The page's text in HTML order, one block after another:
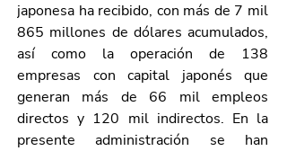
japonesa ha recibido, con más de 7 mil
865 millones de dólares acumulados,
así como la operación de 138
empresas con capital japonés que
generan más de 66 mil empleos
directos y 120 mil indirectos. En la
presente administración se han